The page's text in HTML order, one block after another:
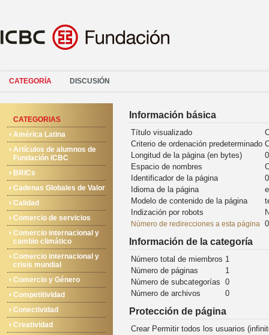
CATEGORÍA DISCUSIÓN
CATEGORIAS
América Latina
Artículos de alumnos de
Fundación ICBC
BRICs
Cadenas Globales de Valor
Calidad
Comercio de servicios
Comercio internacional y
cambio climático
Comercio internacional y
crisis mundial
Comercio y Género
Competitividad
Conectividad
Creatividad
Información básica
Título visualizado
Criterio de ordenación predeterminado
Longitud de la página (en bytes)
0
Espacio de nombres
Identificador de la página
0
Idioma de la página
Modelo de contenido de la página
Indización por robots
Número de redirecciones a esta página 0
Información de la categoría
Número total de miembros 1
Número de páginas
1
Número de subcategorías 0
Número de archivos
0
Protección de página
Crear Permitir todos los usuarios